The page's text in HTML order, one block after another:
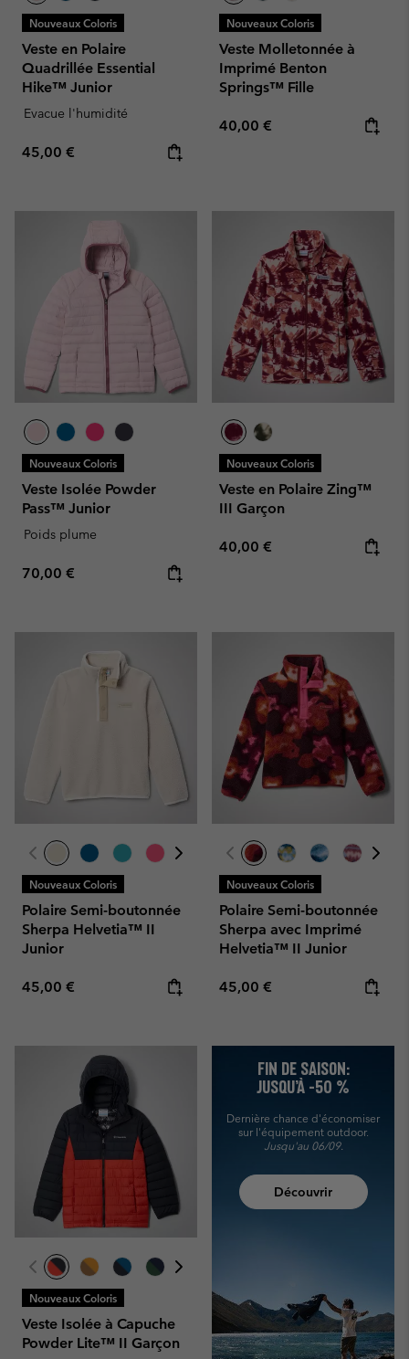
Nouveaux Coloris
Veste en Polaire
Quadrillée Essential
Hike™ Junior
Evacue l'humidité
Regular price:
45,00 €
Nouveaux Coloris
Veste Molletonnée à
Imprimé Benton
Springs™ Fille
Regular price:
40,00 €
Nouveaux Coloris
Veste Isolée Powder
Pass™ Junior
Poids plume
Regular price:
70,00 €
Nouveaux Coloris
Veste en Polaire Zing™
III Garçon
Regular price:
40,00 €
Nouveaux Coloris
Polaire Semi-boutonnée
Sherpa Helvetia™ II
Junior
Regular price:
45,00 €
Nouveaux Coloris
Polaire Semi-boutonnée
Sherpa avec Imprimé
Helvetia™ II Junior
Regular price:
45,00 €
Nouveaux Coloris
Veste Isolée à Capuche
Powder Lite™ II Garçon
FIN DE SAISON:
JUSQU’À -50 %
Dernière chance d'économiser
sur l'équipement outdoor.
Jusqu'au 06/09.
Découvrir